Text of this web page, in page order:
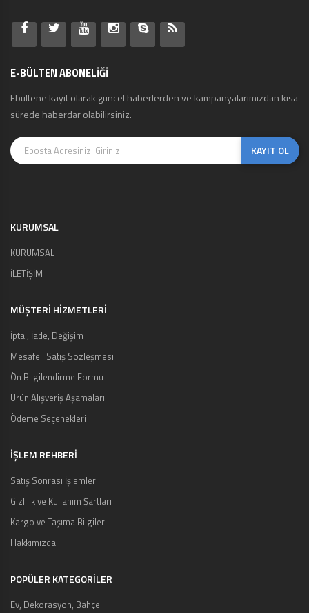
E-BÜLTEN ABONELİĞİ
Ebültene kayıt olarak güncel haberlerden ve kampanyalarımızdan kısa
sürede haberdar olabilirsiniz.
KAYIT OL
KURUMSAL
KURUMSAL
İLETİŞİM
MÜŞTERI HIZMETLERI
İptal, İade, Değişim
Mesafeli Satış Sözleşmesi
Ön Bilgilendirme Formu
Ürün Alışveriş Aşamaları
Ödeme Seçenekleri
İŞLEM REHBERİ
Satış Sonrası İşlemler
Gizlilik ve Kullanım Şartları
Kargo ve Taşıma Bilgileri
Hakkımızda
POPÜLER KATEGORİLER
Ev, Dekorasyon, Bahçe